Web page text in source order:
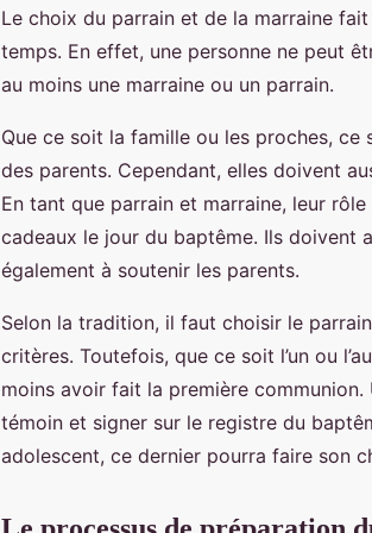
Le choix du parrain et de la marraine
temps. En effet, une personne ne peut
au moins une marraine ou un parrain.
Que ce soit la famille ou les proches,
des parents. Cependant, elles doivent
En tant que parrain et marraine, leur
cadeaux le jour du baptême. Ils doivent
également à soutenir les parents.
Selon la tradition, il faut choisir le
critères. Toutefois, que ce soit l’un ou
moins avoir fait la première
témoin et signer sur le registre du
adolescent, ce dernier pourra faire son